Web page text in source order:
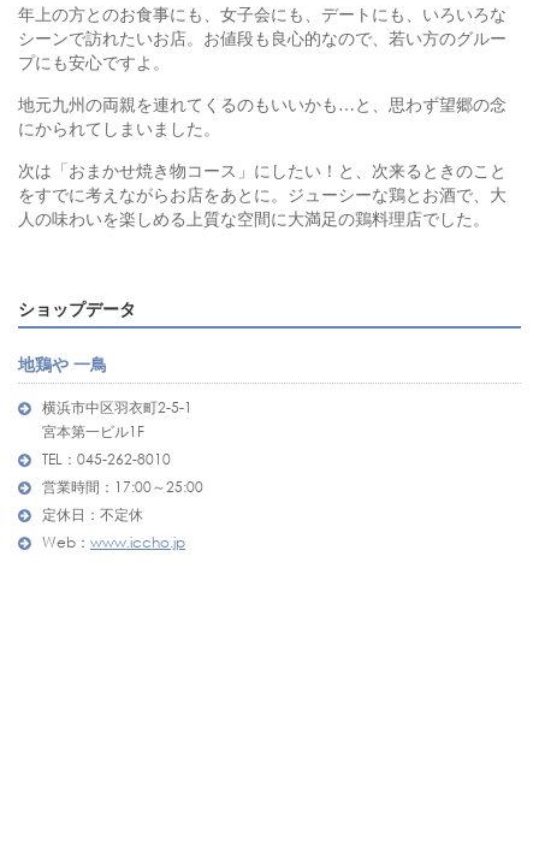
年上の方とのお食事にも、女子会にも、デートにも、いろいろな
シーンで訪れたいお店。お値段も良心的なので、若い方のグルー
プにも安心ですよ。
地元九州の両親を連れてくるのもいいかも…と、思わず望郷の念
にかられてしまいました。
次は「おまかせ焼き物コース」にしたい！と、次来るときのこと
をすでに考えながらお店をあとに。ジューシーな鶏とお酒で、大
人の味わいを楽しめる上質な空間に大満足の鶏料理店でした。
ショップデータ
地鶏や 一鳥
横浜市中区羽衣町2-5-1
宮本第一ビル1F
TEL：045-262-8010
営業時間：17:00～25:00
定休日：不定休
Web： www.iccho.jp